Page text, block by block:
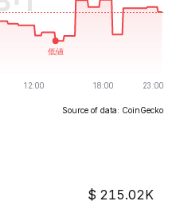
Source of data: CoinGecko
215.02K